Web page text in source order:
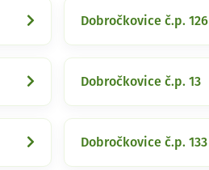
Dobročkovice č.p. 126
Dobročkovice č.p. 13
Dobročkovice č.p. 133